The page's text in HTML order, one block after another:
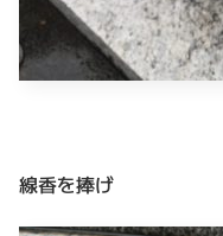
線香を捧げ